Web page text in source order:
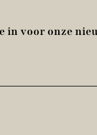
in voor onze
mailadres